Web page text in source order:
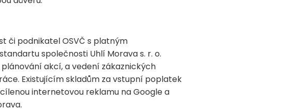
či podnikatel OSVČ s platným
společnosti Uhlí Morava s. r. o.
akcí, a vedení zákaznických
Existujícím skladům za vstupní poplatek
internetovou reklamu na Google a